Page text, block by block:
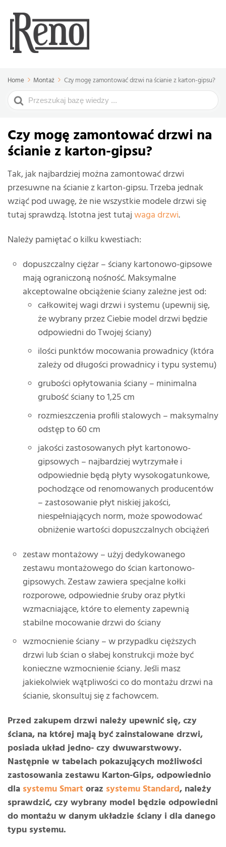
Home Montaż Czy mogę zamontować drzwi na ścianie z karton-gipsu?
Search
For
Czy mogę zamontować drzwi na
ścianie z karton-gipsu?
Tak, jak najbardziej można zamontować drzwi
przesuwne na ścianie z karton-gipsu. Trzeba jednak
wziąć pod uwagę, że nie wszystkie modele drzwi się
tutaj sprawdzą. Istotna jest tutajwaga drzwi.
Należy pamiętać o kilku kwestiach:
dopuszczalny ciężar – ściany kartonowo-gipsowe
mają ograniczoną nośność. Maksymalne
akceptowalne obciążenie ściany zależne jest od:
całkowitej wagi drzwi i systemu (upewnij się,
że wybrany przez Ciebie model drzwi będzie
odpowiedni do Twojej ściany)
ilości punktów mocowania prowadnicy (która
zależy od długości prowadnicy i typu systemu)
grubości opłytowania ściany – minimalna
grubość ściany to 1,25 cm
rozmieszczenia profili stalowych – maksymalny
odstęp to 60 cm
jakości zastosowanych płyt kartonowo-
gipsowych – najbardziej wytrzymałe i
odpowiednie będą płyty wysokogatunkowe,
pochodzące od renomowanych producentów
– zastosowanie płyt niskiej jakości,
niespełniających norm, może spowodować
obniżenie wartości dopuszczalnych obciążeń
zestaw montażowy – użyj dedykowanego
zestawu montażowego do ścian kartonowo-
gipsowych. Zestaw zawiera specjalne kołki
rozporowe, odpowiednie śruby oraz płytki
wzmacniające, które to elementy zapewnią
stabilne mocowanie drzwi do ściany
wzmocnienie ściany – w przypadku cięższych
drzwi lub ścian o słabej konstrukcji może być
konieczne wzmocnienie ściany. Jeśli masz
jakiekolwiek wątpliwości co do montażu drzwi na
ścianie, skonsultuj się z fachowcem.
Przed zakupem drzwi należy upewnić się, czy
ściana, na której mają być zainstalowane drzwi,
posiada układ jedno- czy dwuwarstwowy.
Następnie w tabelach pokazujących możliwości
zastosowania zestawu Karton-Gips, odpowiednio
dla systemu Smartoraz systemu Standard, należy
sprawdzić, czy wybrany model będzie odpowiedni
do montażu w danym układzie ściany i dla danego
typu systemu.